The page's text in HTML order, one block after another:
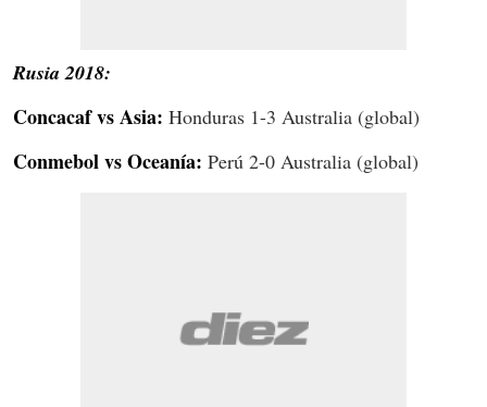
Rusia 2018:
Concacaf vs Asia: Honduras 1-3 Australia (global)
Conmebol vs Oceanía: Perú 2-0 Australia (global)